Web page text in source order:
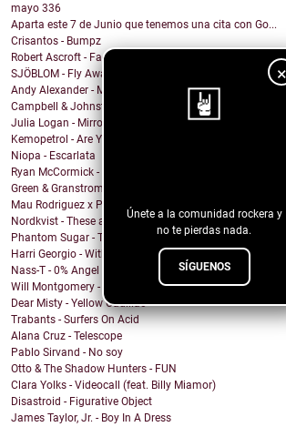
×
Únete a la comunidad rockera y
no te pierdas nada.
SÍGUENOS
mayo 336
Aparta este 7 de Junio que tenemos una cita con Go...
Crisantos - Bumpz
Robert Ascroft - Faded Photograph feat. Ruth Radal...
SJÖBLOM - Fly Away With Me
Andy Alexander - Mr. Cool
Campbell & Johnston - Don’t Get Down (On a Good Th...
Julia Logan - Mirrors
Kemopetrol - Are You Coming Home?
Niopa - Escarlata
Ryan McCormick - Sonic Boom
Green & Granstrom - Only Summer
Mau Rodriguez x Perfecto Mando x Grupo la Union - ...
Nordkvist - These are the days
Phantom Sugar - Too Psycho
Harri Georgio - With the Lights On
Nass-T - 0% Angel
Will Montgomery - Last Man Standing
Dear Misty - Yellow Cadillac
Trabants - Surfers On Acid
Alana Cruz - Telescope
Pablo Sirvand - No soy
Otto & The Shadow Hunters - FUN
Clara Yolks - Videocall (feat. Billy Miamor)
Disastroid - Figurative Object
James Taylor, Jr. - Boy In A Dress